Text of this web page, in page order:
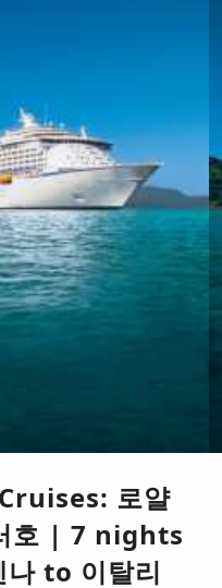
로얄
호 | 7 nights
to 이탈리